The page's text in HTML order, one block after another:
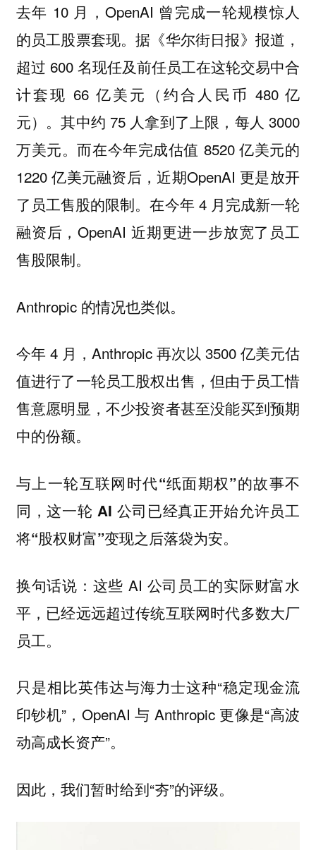
去年 10 月，OpenAI 曾完成一轮规模惊人
的员工股票套现。据《华尔街日报》报道，
超过 600 名现任及前任员工在这轮交易中合
计套现 66 亿美元（约合人民币 480 亿
元）。其中约 75 人拿到了上限，每人 3000
万美元。而在今年完成估值 8520 亿美元的
1220 亿美元融资后，近期OpenAI 更是放开
了员工售股的限制。在今年 4 月完成新一轮
融资后，OpenAI 近期更进一步放宽了员工
售股限制。
Anthropic 的情况也类似。
今年 4 月，Anthropic 再次以 3500 亿美元估
值进行了一轮员工股权出售，但由于员工惜
售意愿明显，不少投资者甚至没能买到预期
中的份额。
与上一轮互联网时代“纸面期权”的故事不
同，这一轮 AI 公司已经真正开始允许员工
将“股权财富”变现之后落袋为安。
换句话说：这些 AI 公司员工的实际财富水
平，已经远远超过传统互联网时代多数大厂
员工。
只是相比英伟达与海力士这种“稳定现金流
印钞机”，OpenAI 与 Anthropic 更像是“高波
动高成长资产”。
因此，我们暂时给到“夯”的评级。